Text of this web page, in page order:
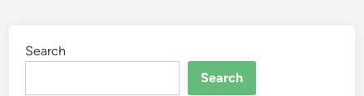
Search
Search